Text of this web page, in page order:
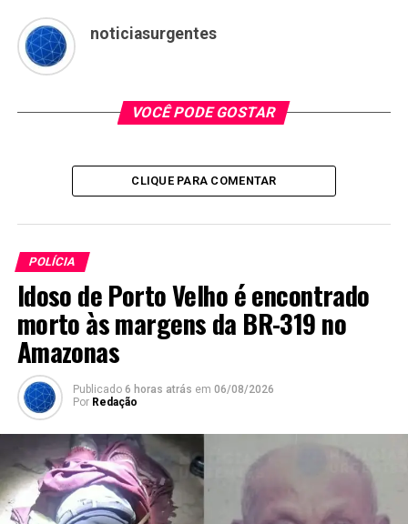
noticiasurgentes
VOCÊ PODE GOSTAR
CLIQUE PARA COMENTAR
POLÍCIA
Idoso de Porto Velho é encontrado
morto às margens da BR-319 no
Amazonas
Publicado 6 horas atrás em 06/08/2026
Por Redação